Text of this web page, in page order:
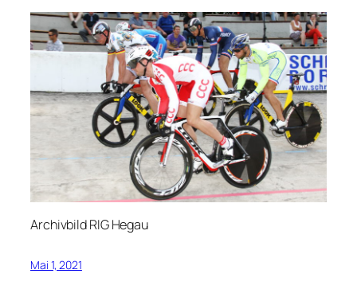
Archivbild RIG Hegau
Mai 1, 2021